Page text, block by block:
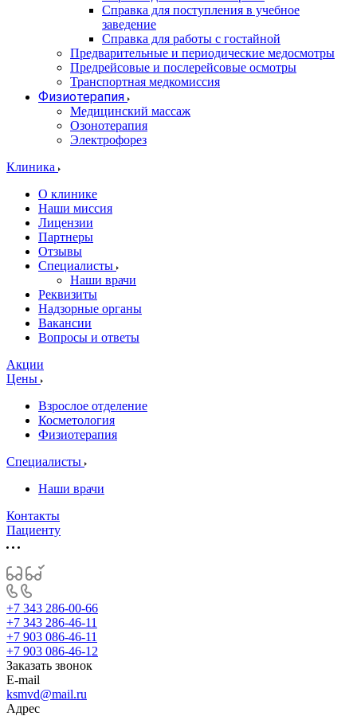
Справка для поступления в учебное
заведение
Справка для работы с гостайной
Предварительные и периодические медосмотры
Предрейсовые и послерейсовые осмотры
Транспортная медкомиссия
Физиотерапия
Медицинский массаж
Озонотерапия
Электрофорез
Клиника
О клинике
Наши миссия
Лицензии
Партнеры
Отзывы
Специалисты
Наши врачи
Реквизиты
Надзорные органы
Вакансии
Вопросы и ответы
Акции
Цены
Взрослое отделение
Косметология
Физиотерапия
Специалисты
Наши врачи
Контакты
Пациенту
+7 343 286-00-66
+7 343 286-46-11
+7 903 086-46-11
+7 903 086-46-12
Заказать звонок
E-mail
ksmvd@mail.ru
Адрес